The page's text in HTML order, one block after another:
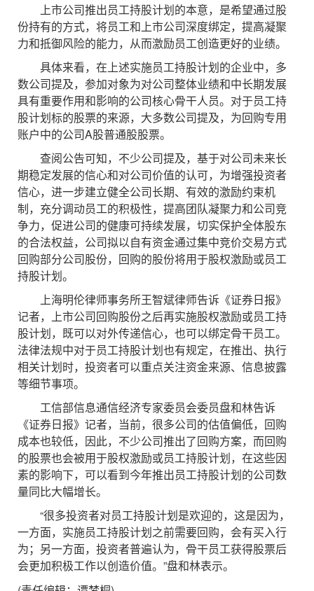
上市公司推出员工持股计划的本意，是希望通过股
份持有的方式，将员工和上市公司深度绑定，提高凝聚
力和抵御风险的能力，从而激励员工创造更好的业绩。
具体来看，在上述实施员工持股计划的企业中，多
数公司提及，参加对象为对公司整体业绩和中长期发展
具有重要作用和影响的公司核心骨干人员。对于员工持
股计划标的股票的来源，大多数公司提及，为回购专用
账户中的公司A股普通股股票。
查阅公告可知，不少公司提及，基于对公司未来长
期稳定发展的信心和对公司价值的认可，为增强投资者
信心，进一步建立健全公司长期、有效的激励约束机
制，充分调动员工的积极性，提高团队凝聚力和公司竞
争力，促进公司的健康可持续发展，切实保护全体股东
的合法权益，公司拟以自有资金通过集中竞价交易方式
回购部分公司股份，回购的股份将用于股权激励或员工
持股计划。
上海明伦律师事务所王智斌律师告诉《证券日报》
记者，上市公司回购股份之后再实施股权激励或员工持
股计划，既可以对外传递信心，也可以绑定骨干员工。
法律法规中对于员工持股计划也有规定，在推出、执行
相关计划时，投资者可以重点关注资金来源、信息披露
等细节事项。
工信部信息通信经济专家委员会委员盘和林告诉
《证券日报》记者，当前，很多公司的估值偏低，回购
成本也较低，因此，不少公司推出了回购方案，而回购
的股票也会被用于股权激励或员工持股计划，在这些因
素的影响下，可以看到今年推出员工持股计划的公司数
量同比大幅增长。
“很多投资者对员工持股计划是欢迎的，这是因为，
一方面，实施员工持股计划之前需要回购，会有买入行
为；另一方面，投资者普遍认为，骨干员工获得股票后
会更加积极工作以创造价值。”盘和林表示。